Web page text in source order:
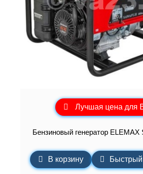
Лучшая цена для
Бензиновый генератор ELEMAХ
В корзину